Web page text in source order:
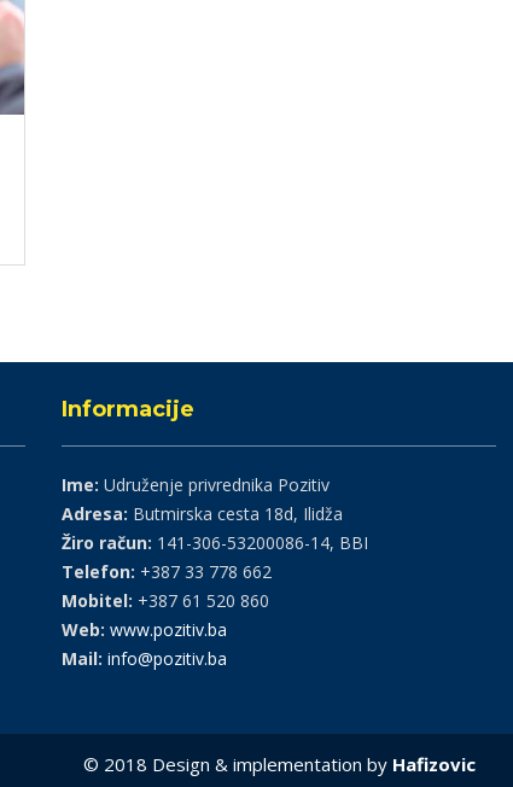
Informacije
Ime: Udruženje privrednika Pozitiv
Adresa: Butmirska cesta 18d, Ilidža
Žiro račun: 141-306-53200086-14, BBI
Telefon: +387 33 778 662
Mobitel: +387 61 520 860
Web: www.pozitiv.ba
Mail: info@pozitiv.ba
© 2018 Design & implementation by Hafizovic